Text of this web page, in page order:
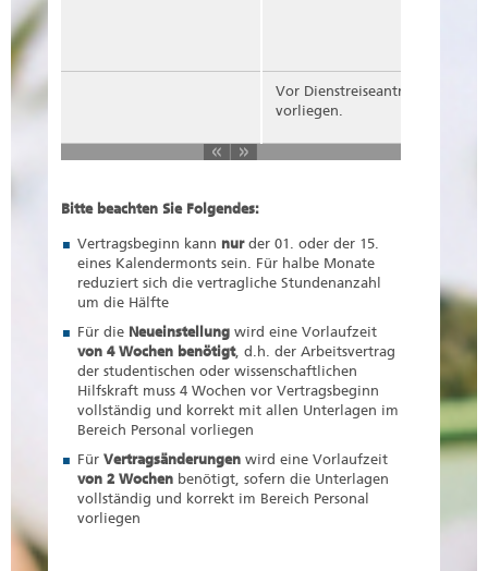
Vor Dienstreiseantritt muss
vorliegen.
Bitte beachten Sie Folgendes:
Vertragsbeginn kann nurder 01. oder der 15.
eines Kalendermonts sein. Für halbe Monate
reduziert sich die vertragliche Stundenanzahl
um die Hälfte
Für die Neueinstellung wird eine Vorlaufzeit
von 4 Wochen benötigt, d.h. der Arbeitsvertrag
der studentischen oder wissenschaftlichen
Hilfskraft muss 4 Wochen vor Vertragsbeginn
vollständig und korrekt mit allen Unterlagen im
Bereich Personal vorliegen
Für Vertragsänderungen wird eine Vorlaufzeit
von 2 Wochen benötigt, sofern die Unterlagen
vollständig und korrekt im Bereich Personal
vorliegen